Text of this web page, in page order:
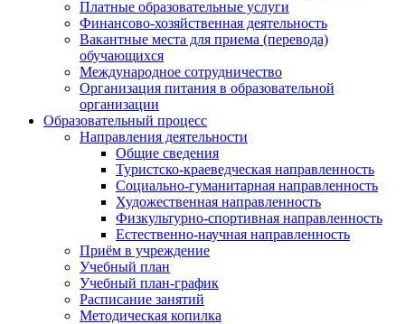
Платные образовательные услуги
Финансово-хозяйственная деятельность
Вакантные места для приема (перевода)
обучающихся
Международное сотрудничество
Организация питания в образовательной
организации
Образовательный процесс
Направления деятельности
Общие сведения
Туристско-краеведческая направленность
Социально-гуманитарная направленность
Художественная направленность
Физкультурно-спортивная направленность
Естественно-научная направленность
Приём в учреждение
Учебный план
Учебный план-график
Расписание занятий
Методическая копилка